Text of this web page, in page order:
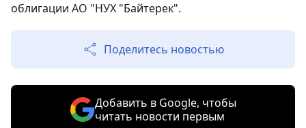
облигации АО "НУХ "Байтерек".
Поделитесь новостью
Добавить в Google, чтобы
читать новости первым